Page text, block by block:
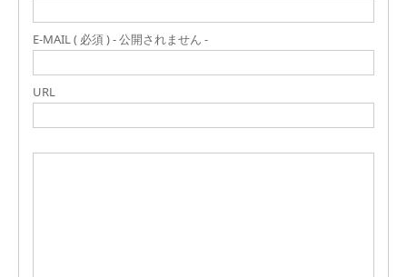
E-MAIL ( 必須 ) - 公開されません -
URL